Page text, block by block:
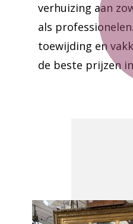
verhuizing aan
als
toewijding en
de beste prijzen